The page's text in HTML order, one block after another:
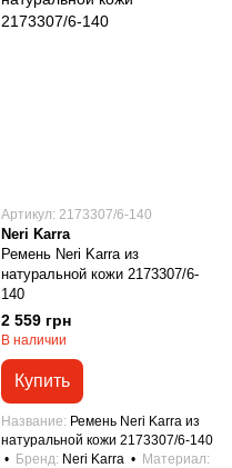
Артикул: 2173307/6-140
Neri Karra
Ремень Neri Karra из
натуральной кожи 2173307/6-
140
2 559 грн
В наличии
Купить
Название
Ремень Neri Karra из
натуральной кожи 2173307/6-140
Бренд Neri Karra
Материал